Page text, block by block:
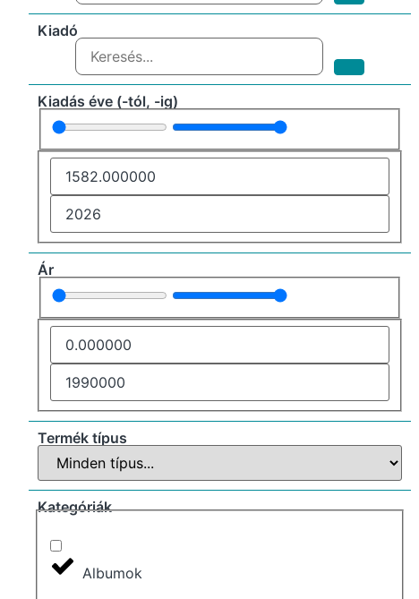
Kiadó
Kiadás éve (-tól, -ig)
Ár
Termék típus
Kategóriák
Albumok